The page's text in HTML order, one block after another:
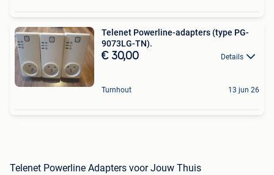
Telenet Powerline-adapters (type PG-
9073LG-TN).
€ 30,00 Details
Turnhout 13 jun 26
Telenet Powerline Adapters voor Jouw Thuis